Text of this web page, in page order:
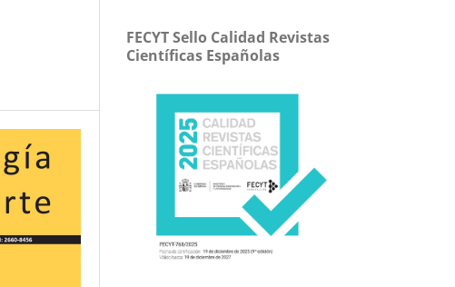
FECYT Sello Calidad Revistas
Científicas Españolas